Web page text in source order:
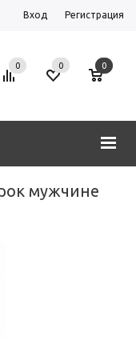
Вход Регистрация
0 0 0
мужчине